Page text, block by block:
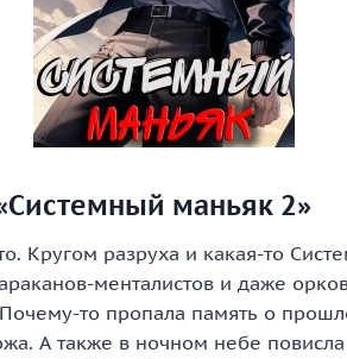
маньяк 2»
Кругом разруха и какая-то
менталистов и даже
то пропала память о
А также в ночном небе